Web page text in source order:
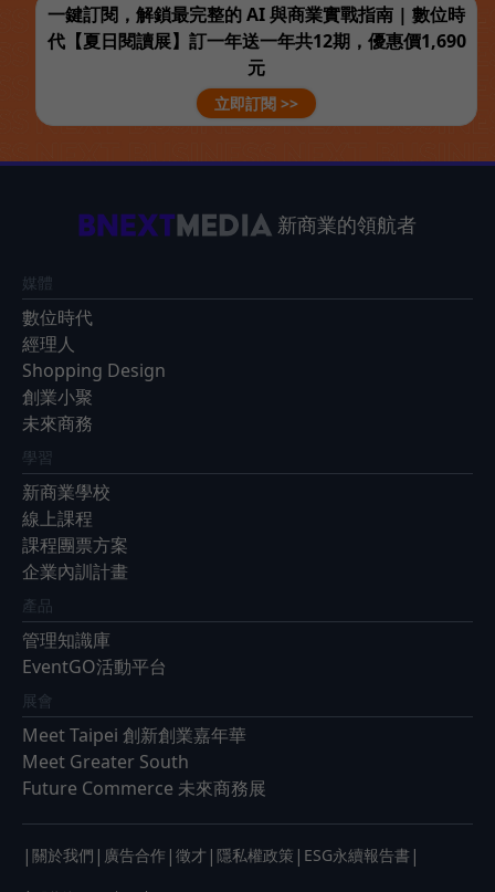
一鍵訂閱，解鎖最完整的 AI 與商業實戰指南 | 數位時
代【夏日閱讀展】訂一年送一年共12期，優惠價1,690
元
立即訂閱 >>
新商業的領航者
媒體
數位時代
經理人
Shopping Design
創業小聚
未來商務
學習
新商業學校
線上課程
課程團票方案
企業內訓計畫
產品
管理知識庫
EventGO活動平台
展會
Meet Taipei 創新創業嘉年華
Meet Greater South
Future Commerce 未來商務展
| 關於我們 | 廣告合作 | 徵才 | 隱私權政策 | ESG永續報告書 |